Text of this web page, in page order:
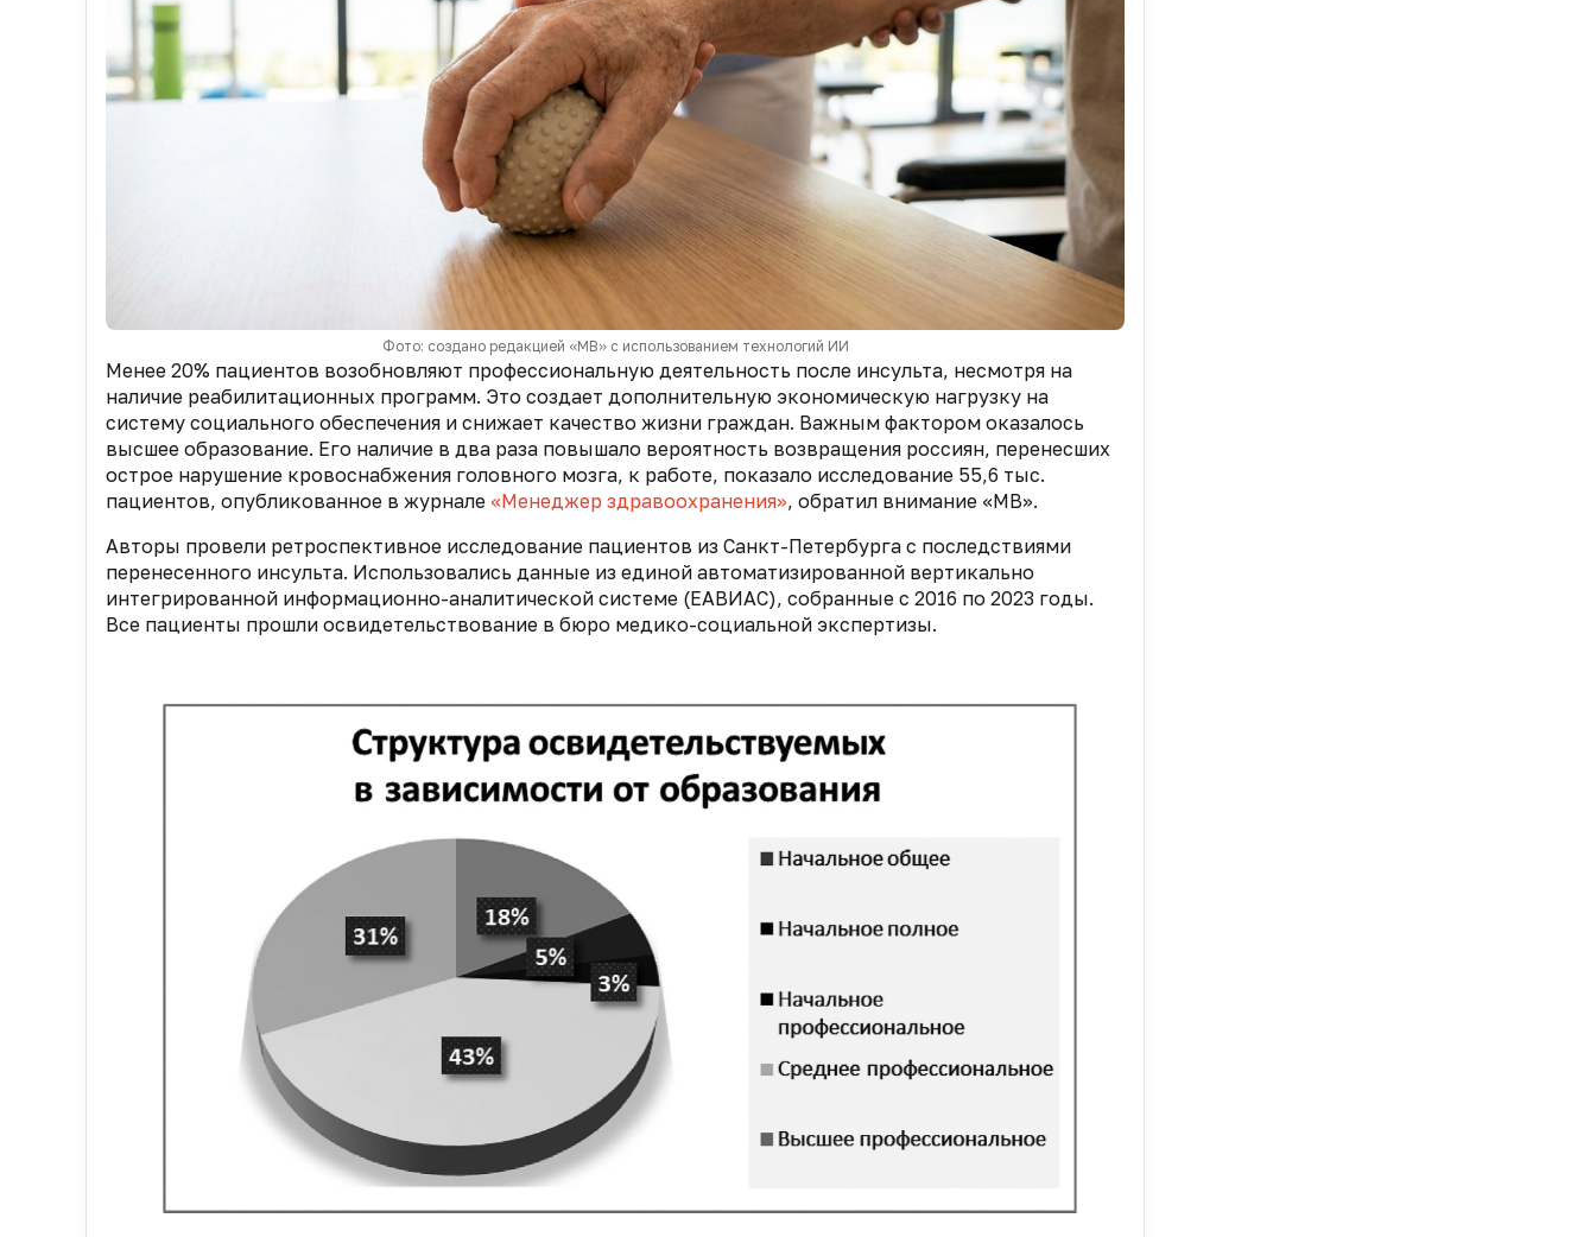
Фото: создано редакцией «МВ» с использованием технологий ИИ
Менее 20% пациентов возобновляют профессиональную деятельность после инсульта, несмотря на
наличие реабилитационных программ. Это создает дополнительную экономическую нагрузку на
систему социального обеспечения и снижает качество жизни граждан. Важным фактором оказалось
высшее образование. Его наличие в два раза повышало вероятность возвращения россиян, перенесших
острое нарушение кровоснабжения головного мозга, к работе, показало исследование 55,6 тыс.
пациентов, опубликованное в журнале «Менеджер здравоохранения», обратил внимание «МВ».
Авторы провели ретроспективное исследование пациентов из Санкт-Петербурга с последствиями
перенесенного инсульта. Использовались данные из единой автоматизированной вертикально
интегрированной информационно-аналитической системе (ЕАВИАС), собранные с 2016 по 2023 годы.
Все пациенты прошли освидетельствование в бюро медико-социальной экспертизы.